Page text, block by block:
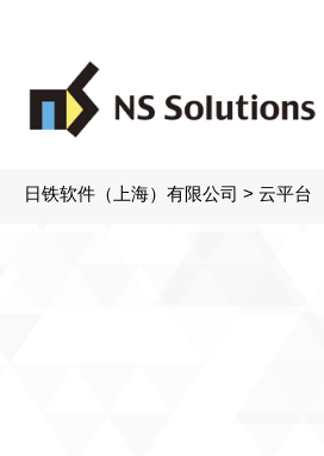
日铁软件（上海）有限公司 > 云平台